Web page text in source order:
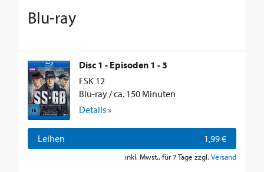
Blu-ray
Disc 1 - Episoden 1 - 3
FSK 12
Blu-ray / ca. 150 Minuten
Details »
Leihen 1,99 €
inkl. Mwst., für 7 Tage zzgl. Versand